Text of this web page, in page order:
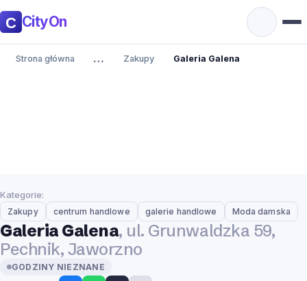
CityOn
Strona główna … Zakupy Galeria Galena
Kategorie:
Zakupy centrum handlowe galerie handlowe Moda damska
Galeria Galena, ul. Grunwaldzka 59,
Pechnik, Jaworzno
GODZINY NIEZNANE